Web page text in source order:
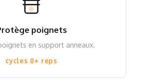
poignets
en support anneaux.
cycles 8+ reps